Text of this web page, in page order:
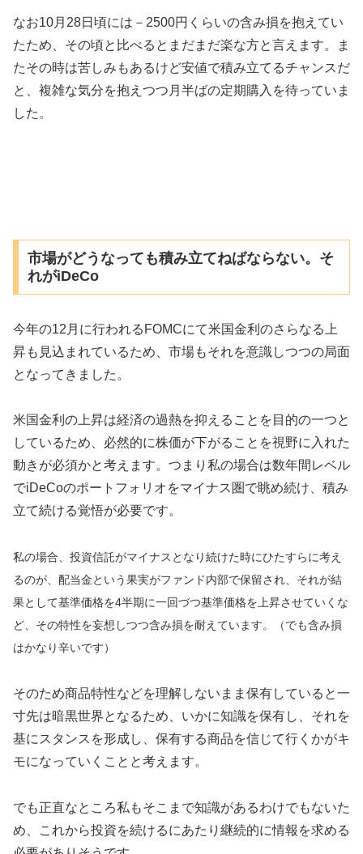
なお10月28日頃には－2500円くらいの含み損を抱えてい
たため、その頃と比べるとまだまだ楽な方と言えます。ま
たその時は苦しみもあるけど安値で積み立てるチャンスだ
と、複雑な気分を抱えつつ月半ばの定期購入を待っていま
した。
市場がどうなっても積み立てねばならない。そ
れがiDeCo
今年の12月に行われるFOMCにて米国金利のさらなる上
昇も見込まれているため、市場もそれを意識しつつの局面
となってきました。
米国金利の上昇は経済の過熱を抑えることを目的の一つと
しているため、必然的に株価が下がることを視野に入れた
動きが必須かと考えます。つまり私の場合は数年間レベル
でiDeCoのポートフォリオをマイナス圏で眺め続け、積み
立て続ける覚悟が必要です。
私の場合、投資信託がマイナスとなり続けた時にひたすらに考え
るのが、配当金という果実がファンド内部で保留され、それが結
果として基準価格を4半期に一回づつ基準価格を上昇させていくな
ど、その特性を妄想しつつ含み損を耐えています。（でも含み損
はかなり辛いです）
そのため商品特性などを理解しないまま保有していると一
寸先は暗黒世界となるため、いかに知識を保有し、それを
基にスタンスを形成し、保有する商品を信じて行くかがキ
モになっていくことと考えます。
でも正直なところ私もそこまで知識があるわけでもないた
め、これから投資を続けるにあたり継続的に情報を求める